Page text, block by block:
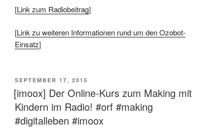
[Link zum Radiobeitrag]
[Link zu weiteren Informationen rund um den Ozobot-
Einsatz]
VERÖFFENTLICHT
AM
SEPTEMBER 17, 2015
[imoox] Der Online-Kurs zum Making mit
Kindern im Radio! #orf #making
#digitalleben #imoox